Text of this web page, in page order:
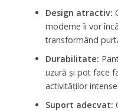
Design atractiv:
moderne îi vor
transformând
Durabilitate:
uzură și pot face
activităților intense.
Suport adecvat: